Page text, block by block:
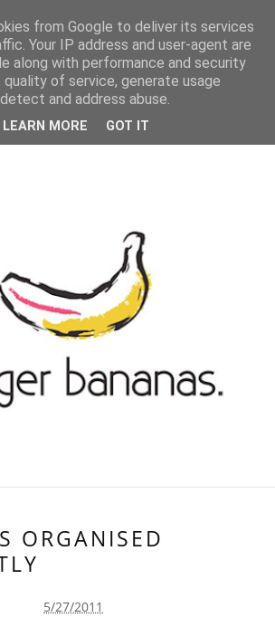
MENU
ORGANISED
5/27/2011
from Google to deliver its services
Your IP address and user-agent are
along with performance and security
of service, generate usage
and address abuse.
LEARN MORE GOT IT